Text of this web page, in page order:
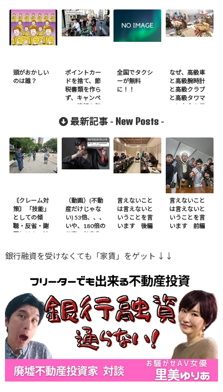
頭がおかしい
のは誰？
ポイントカー
ドを捨て、節
税書類を作ら
ず、キャンペ
ーン情報を無
視すべき理由
全国でタクシ
ーが無料
に！！
なぜ、高級車
と高級腕時計
と高級クラブ
と高級タワマ
ンにお金を使
最新記事 - New Posts -
〘クレーム対
策〙 「技能」
としての傾
聴・反省・謝
罪とは？ – 前
（動画）(不動
産だけじゃな
い) 53倍、、、
いや、180倍の
仕事の効率化
言えないこと
は言えないと
いうことを言
います 後編
言えないこと
は言えないと
いうことを言
います 前編
銀行融資を受けなくても「家賃」をゲット ↓↓